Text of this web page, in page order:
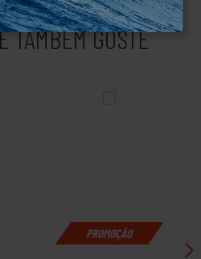
TAMBÉM GOSTE
PROMOÇÃO